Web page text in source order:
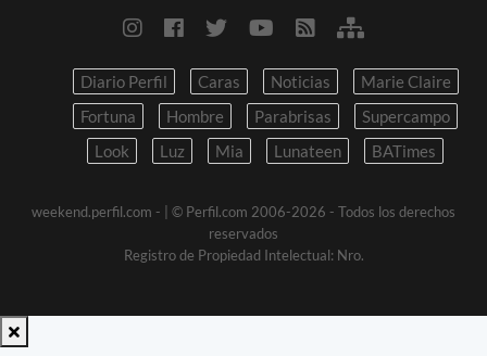
Diario Perfil Caras Noticias
Marie Claire
Fortuna
Hombre Parabrisas
Supercampo
Look
Luz Mia Lunateen BATimes
weekend.perfil.com -
| © Perfil.com 2006-2026 - Todos los derechos
reservados
Registro de Propiedad Intelectual: Nro.